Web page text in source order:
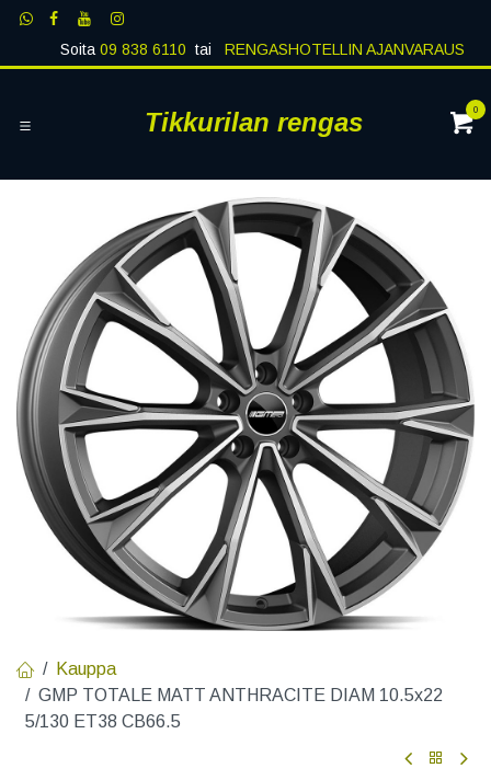
Siirry sisältöön
Soita09 838 6110 tai RENGASHOTELLIN AJANVARAUS
Tikkurilan rengas 0
Kauppa
GMP TOTALE MATT ANTHRACITE DIAM 10.5x22
5/130 ET38 CB66.5